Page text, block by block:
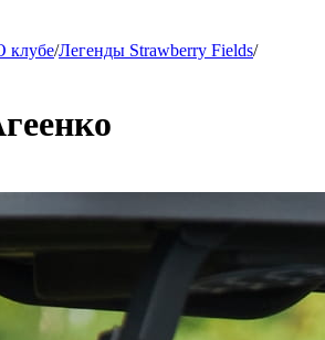
клубе/Легенды Strawberry Fields/